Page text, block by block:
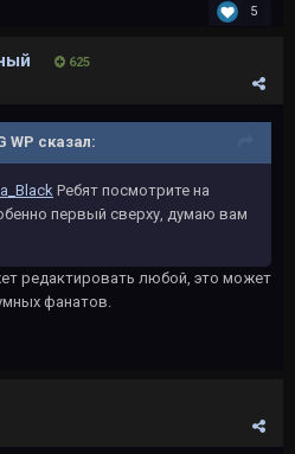
5
625
WP сказал:
Ребят посмотрите на
первый сверху, думаю вам
редактировать любой, это может
фанатов.